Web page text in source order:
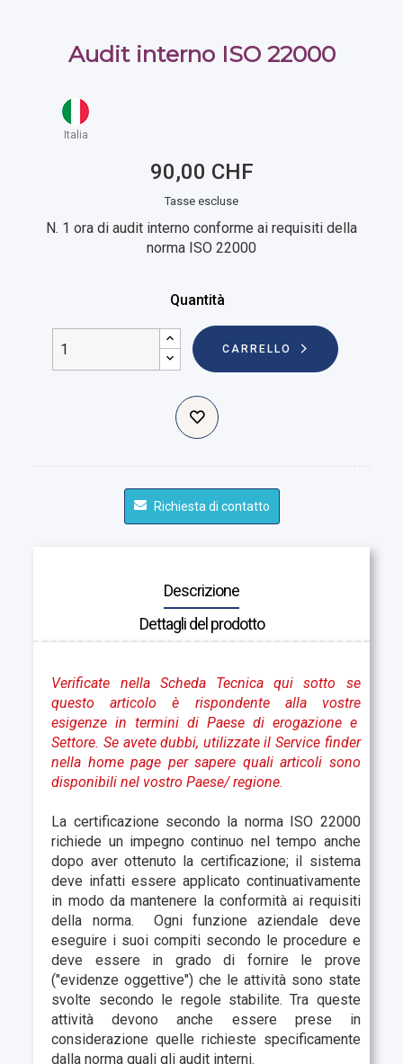
Audit interno ISO 22000
Italia
90,00 CHF
Tasse escluse
N. 1 ora di audit interno conforme ai requisiti della
norma ISO 22000
Quantità
CARRELLO
Richiesta di contatto
Descrizione
Dettagli del prodotto
Verificate nella Scheda Tecnica qui sotto se
questo articolo è rispondente alla vostre
esigenze in termini di Paese di erogazione e
Settore.Se avete dubbi, utilizzate il Service finder
nella home page per sapere quali articoli sono
disponibili nel vostro Paese/ regione.
La certificazione secondo la norma ISO 22000
richiede un impegno continuo nel tempo anche
dopo aver ottenuto la certificazione; il sistema
deve infatti essere applicato continuativamente
in modo da mantenere la conformità ai requisiti
della norma. Ogni funzione aziendale deve
eseguire i suoi compiti secondo le procedure e
deve essere in grado di fornire le prove
("evidenze oggettive") che le attività sono state
svolte secondo le regole stabilite. Tra queste
attività devono anche essere prese in
considerazione quelle richieste specificamente
dalla norma quali gli audit interni.